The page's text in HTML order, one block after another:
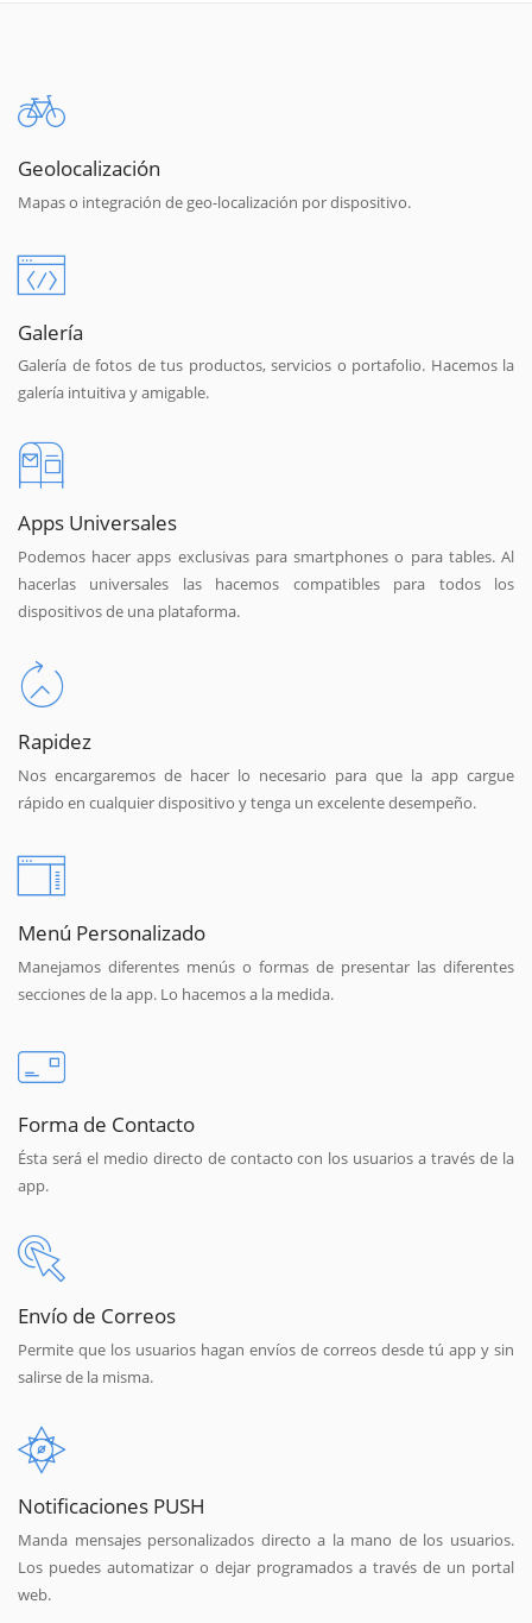
Geolocalización
Mapas o integración de geo-localización por dispositivo.
Galería
Galería de fotos de tus productos, servicios o portafolio. Hacemos la
galería intuitiva y amigable.
Apps Universales
Podemos hacer apps exclusivas para smartphones o para tables. Al
hacerlas universales las hacemos compatibles para todos los
dispositivos de una plataforma.
Rapidez
Nos encargaremos de hacer lo necesario para que la app cargue
rápido en cualquier dispositivo y tenga un excelente desempeño.
Menú Personalizado
Manejamos diferentes menús o formas de presentar las diferentes
secciones de la app. Lo hacemos a la medida.
Forma de Contacto
Ésta será el medio directo de contacto con los usuarios a través de la
app.
Envío de Correos
Permite que los usuarios hagan envíos de correos desde tú app y sin
salirse de la misma.
Notificaciones PUSH
Manda mensajes personalizados directo a la mano de los usuarios.
Los puedes automatizar o dejar programados a través de un portal
web.